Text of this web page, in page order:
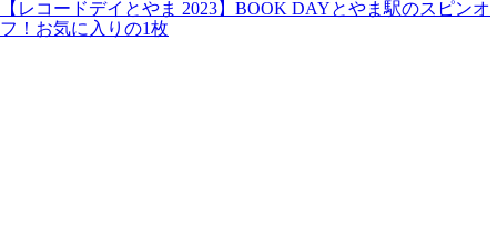
【レコードデイとやま 2023】BOOK DAYとやま駅のスピンオ
フ！お気に入りの1枚